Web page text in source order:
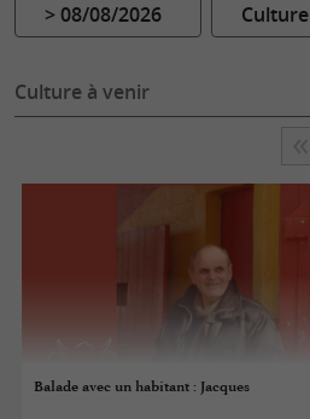
> 08/08/2026 Culture
Culture à venir
Balade avec un habitant : Jacques